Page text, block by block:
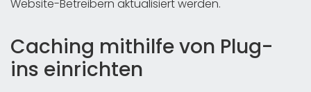
Website-Betreibern aktualisiert werden.
Caching mithilfe von Plug-
ins einrichten